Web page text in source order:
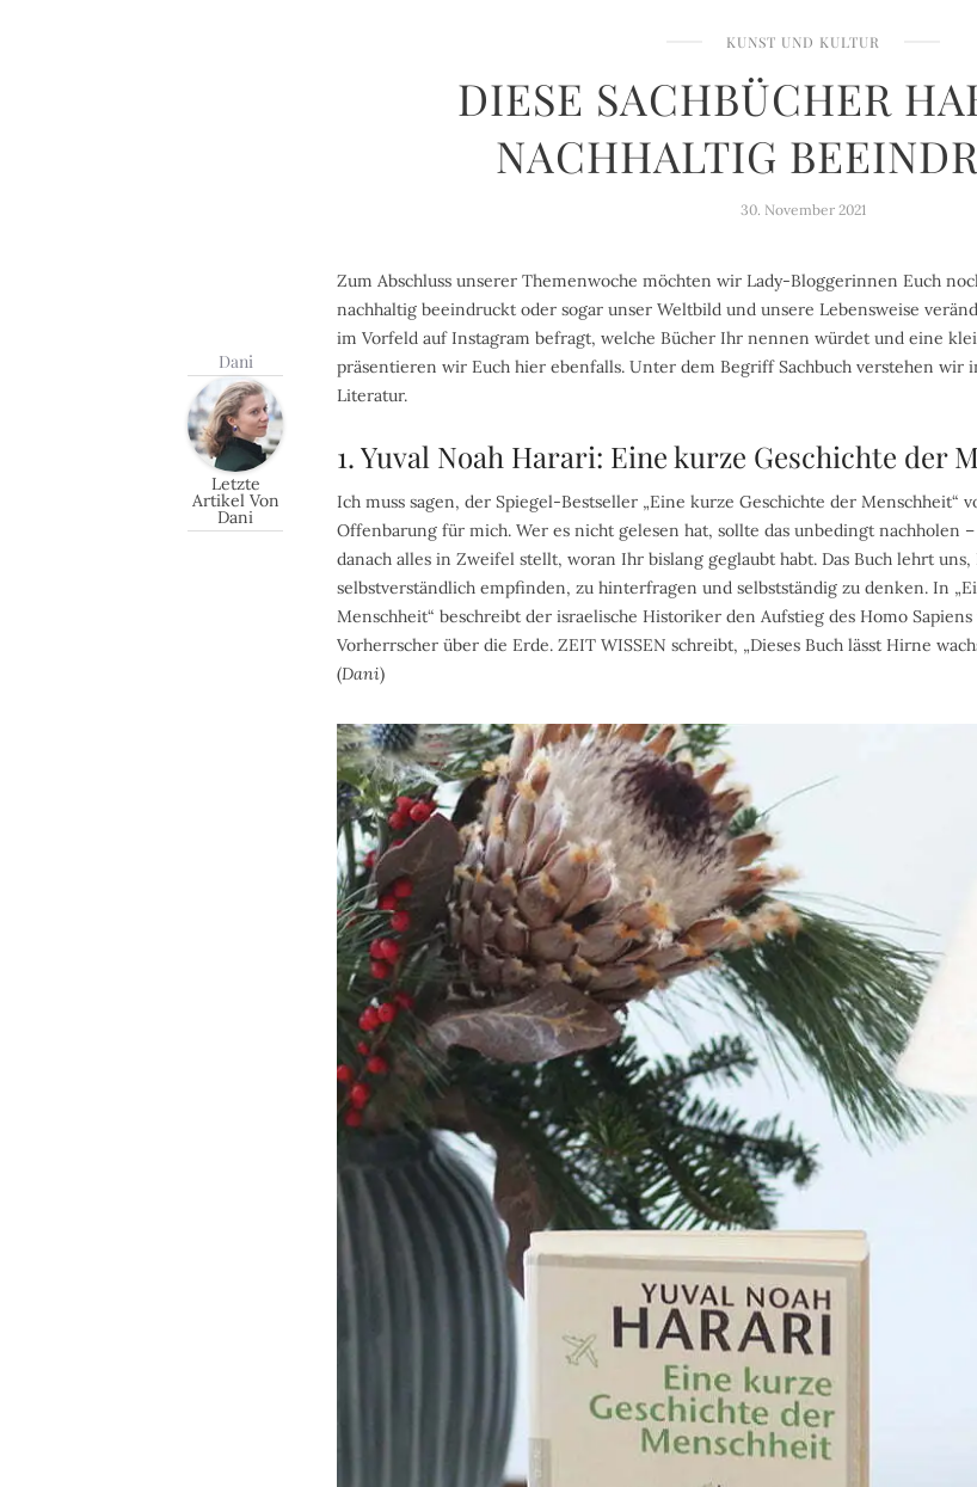
KUNST UND KULTUR
DIESE SACHBÜCHER
NACHHALTIG
30. November 2021
Dani
Letzte
Artikel Von
Dani
Zum Abschluss unserer Themenwoche möchten wir Lady-Bloggerinnen Euch
nachhaltig beeindruckt oder sogar unser Weltbild und unsere Lebensweise
im Vorfeld auf Instagram befragt, welche Bücher Ihr nennen würdet und eine
präsentieren wir Euch hier ebenfalls. Unter dem Begriff Sachbuch verstehen wir
Literatur.
1. Yuval Noah Harari: Eine kurze Geschichte der
Ich muss sagen, der Spiegel-Bestseller „Eine kurze Geschichte der Menschheit“
Offenbarung für mich. Wer es nicht gelesen hat, sollte das unbedingt nachholen
danach alles in Zweifel stellt, woran Ihr bislang geglaubt habt. Das Buch lehrt
selbstverständlich empfinden, zu hinterfragen und selbstständig zu denken. In
Menschheit“ beschreibt der israelische Historiker den Aufstieg des Homo
Vorherrscher über die Erde. ZEIT WISSEN schreibt, „Dieses Buch lässt Hirne
(Dani)